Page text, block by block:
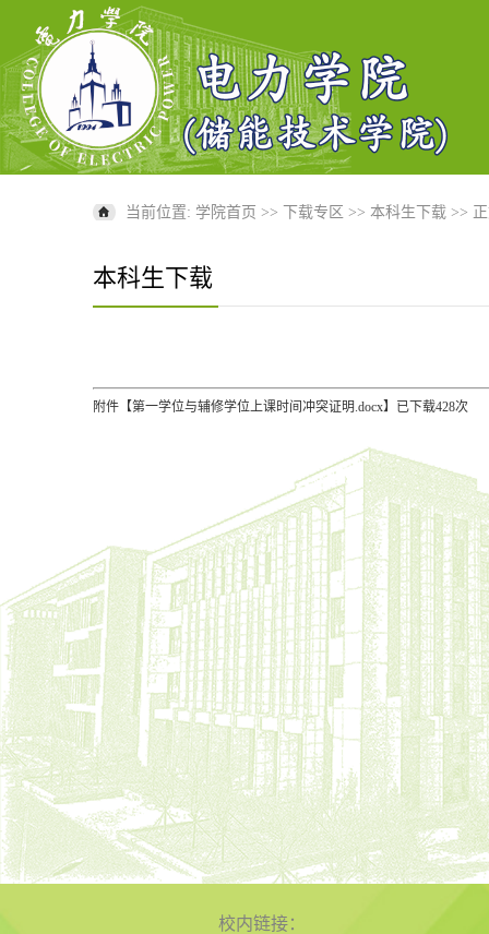
当前位置: 学院首页 >> 下载专区 >> 本科生下载 >>
本科生下载
附件【第一学位与辅修学位上课时间冲突证明.docx】已下载428次
校内链接：